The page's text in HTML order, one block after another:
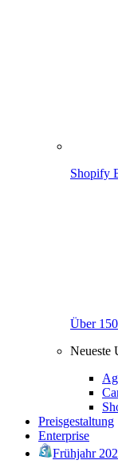
Shopify
Über
Neueste
Preisgestaltung
Enterprise
Frühjahr